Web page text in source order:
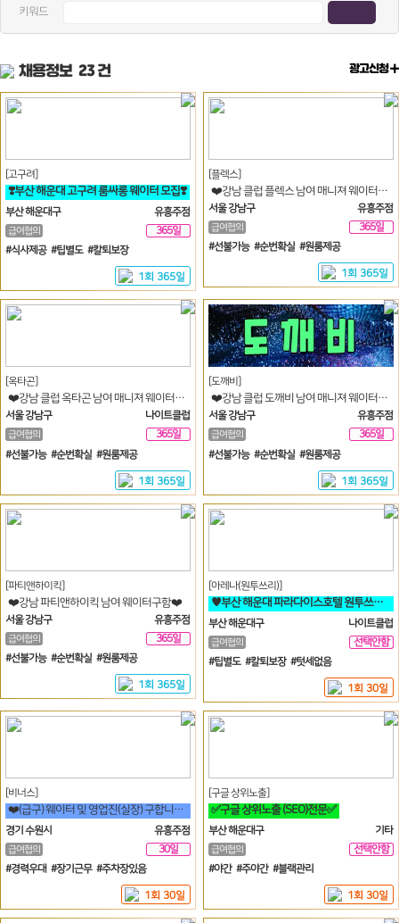
키워드
채용정보 23 건 광고신청
[고구려]
❣️부산 해운대 고구려 룸싸롱 웨이터 모집❣️
부산 해운대구
유흥주점
급여협의
365일
#식사제공 #팁별도 #칼퇴보장
1회 365일
[플렉스]
❤️강남 클럽 플렉스 남여 매니져 웨이터 모집❤️
서울 강남구
유흥주점
급여협의
365일
#선불가능 #순번확실 #원룸제공
1회 365일
[옥타곤]
❤️강남 클럽 옥타곤 남여 매니져 웨이터 모집❤️
서울 강남구
나이트클럽
급여협의
365일
#선불가능 #순번확실 #원룸제공
1회 365일
[도깨비]
❤️강남 클럽 도깨비 남여 매니져 웨이터 모집❤️
서울 강남구
유흥주점
급여협의
365일
#선불가능 #순번확실 #원룸제공
1회 365일
[파티앤하이킥]
❤️강남 파티앤하이킥 남여 웨이터구함❤️
서울 강남구
유흥주점
급여협의
365일
#선불가능 #순번확실 #원룸제공
1회 365일
[아레나(원투쓰리)]
♥️부산 해운대 파라다이스호텔 원투쓰리 클럽 영업진 구합니다♥️
부산 해운대구
나이트클럽
급여협의
선택안함
일
#팁별도 #칼퇴보장 #텃세없음
1회 30일
[비너스]
❤️(급구) 웨이터 및 영업진(실장) 구합니다.❤️
경기 수원시
유흥주점
급여협의
30일
#경력우대 #장기근무 #주차장있음
1회 30일
[구글 상위노출]
✅구글 상위노출 (SEO)전문✅
부산 해운대구
기타
급여협의
선택안함
#야간 #주야간 #블랙관리
1회 30일